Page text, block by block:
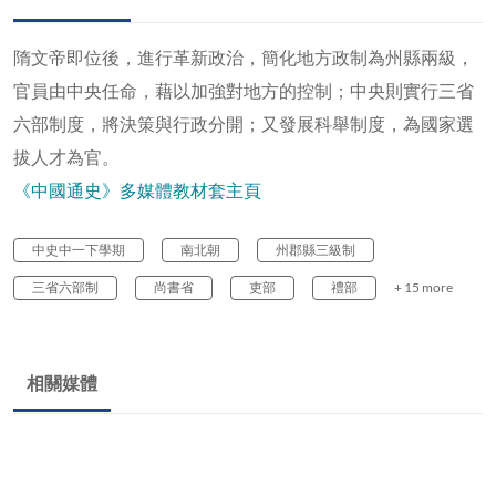
隋文帝即位後，進行革新政治，簡化地方政制為州縣兩級，
官員由中央任命，藉以加強對地方的控制；中央則實行三省
六部制度，將決策與行政分開；又發展科舉制度，為國家選
拔人才為官。
《中國通史》多媒體教材套主頁
中史中一下學期 南北朝 州郡縣三級制
三省六部制 尚書省 吏部 禮部 + 15 more
相關媒體